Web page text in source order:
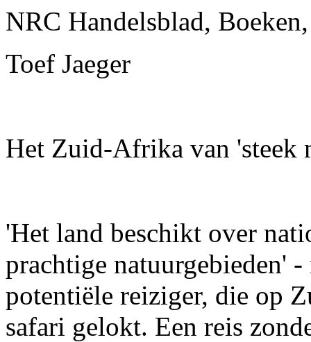
NRC Handelsblad,
Toef Jaeger
Het Zuid-Afrika van 'steek
'Het land beschikt over
prachtige natuurgebieden'
potentiële reiziger, die op
safari gelokt. Een reis